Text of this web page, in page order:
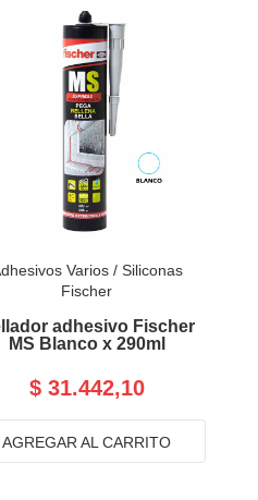
Varios/ Siliconas
Fischer
adhesivo Fischer
MS Blanco x 290ml
$ 31.442,10
AGREGAR AL CARRITO